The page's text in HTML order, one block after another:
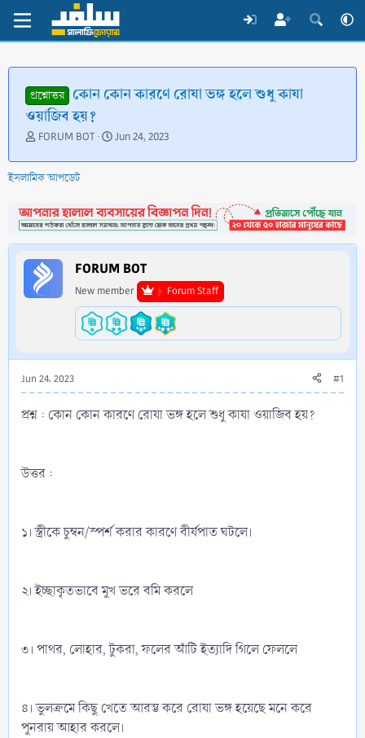
প্রশ্নোত্তর কোন কোন কারণে রোযা ভঙ্গ হলে শুধু কাযা
ওয়াজিব হয়?
T
r
e
d
s
t
a
r
t
FORUM BOT
S
a
d
a
t
e
Jun 24, 2023
ইসলামিক আপডেট
FORUM BOT
New member Forum Staff
Jun 24, 2023 #1
প্রশ্ন : কোন কোন কারণে রোযা ভঙ্গ হলে শুধু কাযা ওয়াজিব হয়?
উত্তর :
১। স্ত্রীকে চুম্বন/স্পর্শ করার কারণে বীর্যপাত ঘটলে।
২। ইচ্ছাকৃতভাবে মুখ ভরে বমি করলে
৩। পাথর, লোহার, টুকরা, ফলের আঁটি ইত্যাদি গিলে ফেললে
৪। ভুলক্রমে কিছু খেতে আরম্ভ করে রোযা ভঙ্গ হয়েছে মনে করে
পুনরায় আহার করলে।